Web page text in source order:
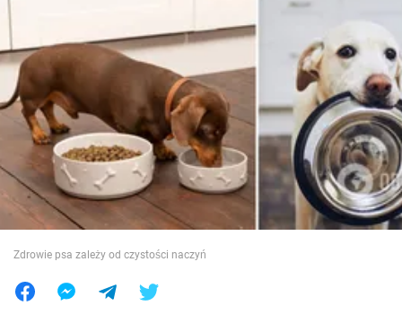
Społeczeństwo
Wojna na Ukrainie
Świat
Jedzenie
Zdrowie psa zależy od czystości naczyń